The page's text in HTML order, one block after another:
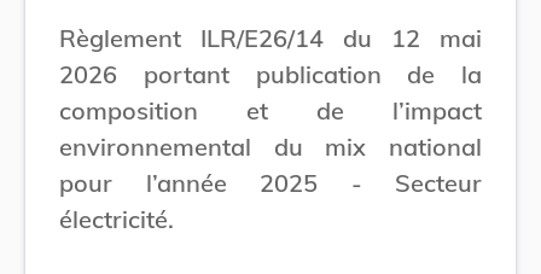
Règlement ILR/E26/14 du 12 mai
2026 portant publication de la
composition et de l’impact
environnemental du mix national
pour l’année 2025 - Secteur
électricité.